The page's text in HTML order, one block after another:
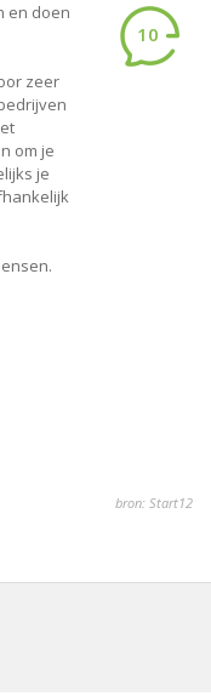
en doen
zeer
om je
je
10
bron: Start12